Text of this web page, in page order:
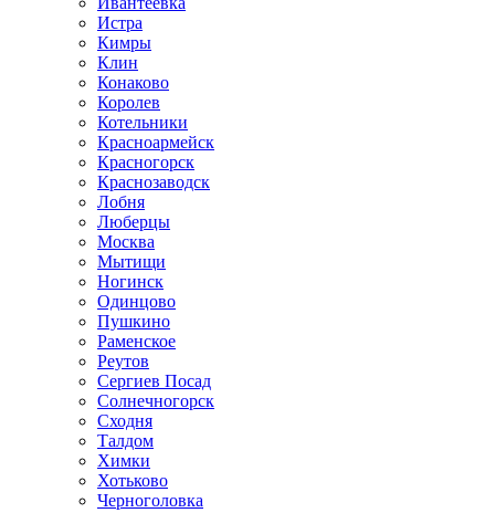
Истра
Кимры
Клин
Конаково
Королев
Котельники
Красноармейск
Красногорск
Краснозаводск
Лобня
Люберцы
Москва
Мытищи
Ногинск
Одинцово
Пушкино
Раменское
Реутов
Сергиев Посад
Солнечногорск
Сходня
Талдом
Химки
Хотьково
Черноголовка